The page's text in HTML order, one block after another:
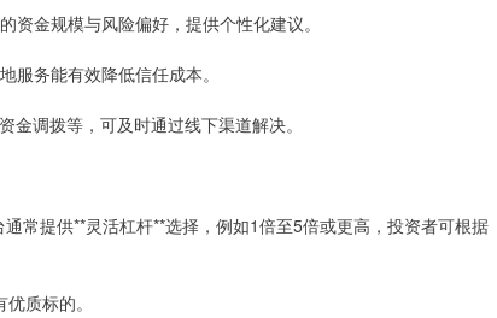
金规模与风险偏好，提供个性化建议。
服务能有效降低信任成本。
调拨等，可及时通过线下渠道解决。
常提供**灵活杠杆**选择，例如1倍至5倍或更高，投资者可根据
质标的。